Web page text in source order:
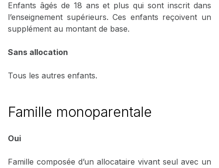
Enfants âgés de 18 ans et plus qui sont inscrit dans
l’enseignement supérieurs. Ces enfants reçoivent un
supplément au montant de base.
Sans allocation
Tous les autres enfants.
Famille monoparentale
Oui
Famille composée d’un allocataire vivant seul avec un